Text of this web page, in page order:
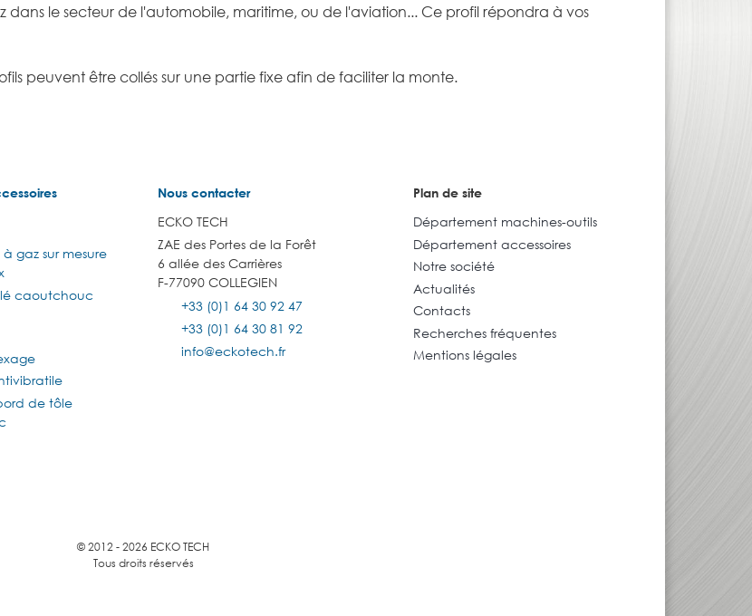
dans le secteur de l'automobile, maritime, ou de l'aviation... Ce profil répondra à vos
peuvent être collés sur une partie fixe afin de faciliter la monte.
à gaz sur mesure
caoutchouc
de tôle
Nous contacter
ECKO TECH
ZAE des Portes de la Forêt
6 allée des Carrières
F-77090 COLLEGIEN
+33 (0)1 64 30 92 47
+33 (0)1 64 30 81 92
info@eckotech.fr
Plan de site
Département machines-outils
Département accessoires
Notre société
Actualités
Contacts
Recherches fréquentes
Mentions légales
© 2012 - 2026 ECKO TECH
Tous droits réservés